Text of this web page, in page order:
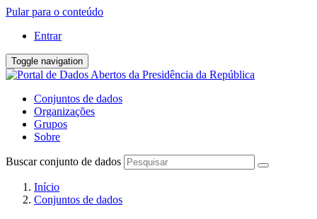
Pular para o conteúdo
Entrar
Toggle navigation
Conjuntos de dados
Organizações
Grupos
Sobre
Buscar conjunto de dados
Início
Conjuntos de dados